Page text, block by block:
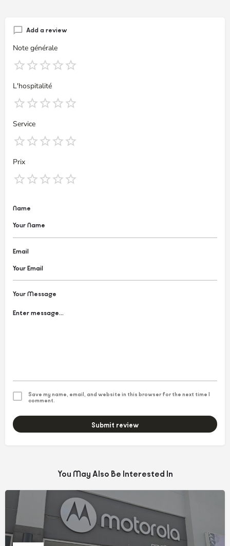
Add a review
Note générale
L'hospitalité
Service
Prix
Name
Email
Your Message
Save my name, email, and website in this browser for the next time I
comment.
Submit review
You May Also Be Interested In